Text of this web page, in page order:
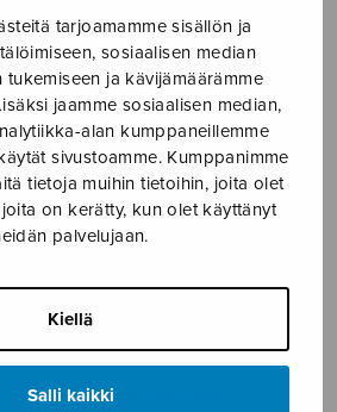
tarjoamamme sisällön ja
sosiaalisen median
tukemiseen ja kävijämäärämme
jaamme sosiaalisen median,
alan kumppaneillemme
sivustoamme. Kumppanimme
tietoja muihin tietoihin, joita olet
on kerätty, kun olet käyttänyt
palvelujaan.
Kiellä
Salli kaikki
Yksi ruusu on kasvanut
laaksossa
Ylennä ristinlippu